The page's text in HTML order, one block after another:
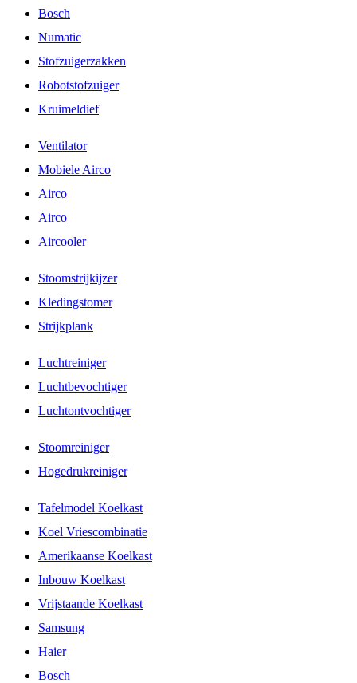
Bosch
Numatic
Stofzuigerzakken
Robotstofzuiger
Kruimeldief
Ventilator
Mobiele Airco
Airco
Airco
Aircooler
Stoomstrijkijzer
Kledingstomer
Strijkplank
Luchtreiniger
Luchtbevochtiger
Luchtontvochtiger
Stoomreiniger
Hogedrukreiniger
Tafelmodel Koelkast
Koel Vriescombinatie
Amerikaanse Koelkast
Inbouw Koelkast
Vrijstaande Koelkast
Samsung
Haier
Bosch